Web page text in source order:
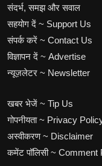
संदर्भ, समझ और सवाल
सहयोग दें ~ Support Us
संपर्क करें ~ Contact Us
विज्ञापन दें ~ Advertise
न्यूज़लेटर ~ Newsletter
खबर भेजें ~ Tip Us
गोपनीयता ~ Privacy
अस्वीकरण ~ Disclaimer
कमेंट पॉलिसी ~ Comment